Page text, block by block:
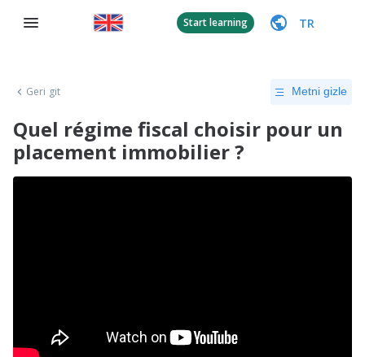
Start learning TR
Geri git Metni gizle
Quel régime fiscal choisir pour un
placement immobilier ?